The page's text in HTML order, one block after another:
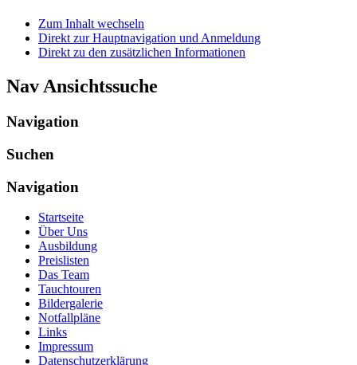
Zum Inhalt wechseln
Direkt zur Hauptnavigation und Anmeldung
Direkt zu den zusätzlichen Informationen
Nav Ansichtssuche
Navigation
Suchen
Navigation
Startseite
Über Uns
Ausbildung
Preislisten
Das Team
Tauchtouren
Bildergalerie
Notfallpläne
Links
Impressum
Datenschutzerklärung